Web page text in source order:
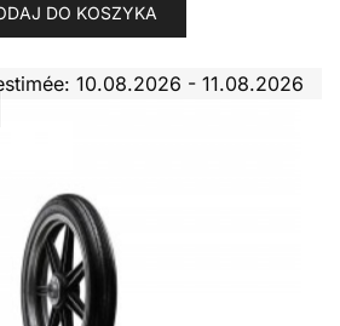
DO KOSZYKA
10.08.2026 - 11.08.2026